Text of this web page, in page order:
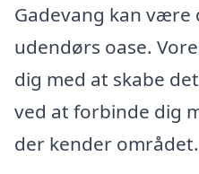
Gadevang kan være
udendørs oase.
dig med at skabe
ved at forbinde dig
der kender området.